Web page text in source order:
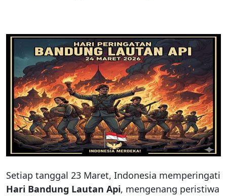
Setiap tanggal 23 Maret, Indonesia memperingati
Hari Bandung Lautan Api, mengenang peristiwa